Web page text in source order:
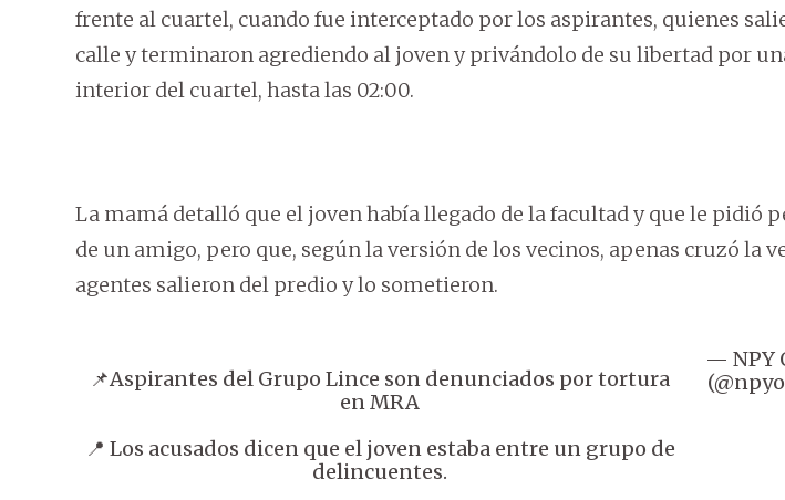
frente al cuartel, cuando fue interceptado por los aspirantes, quienes
calle y terminaron agrediendo al joven y privándolo de su libertad por
interior del cuartel, hasta las 02:00.
La mamá detalló que el joven había llegado de la facultad y que le pidió
de un amigo, pero que, según la versión de los vecinos, apenas cruzó la
agentes salieron del predio y lo sometieron.
📌Aspirantes del Grupo Lince son denunciados por tortura
en MRA
📍 Los acusados dicen que el joven estaba entre un grupo de
delincuentes.
— NPY